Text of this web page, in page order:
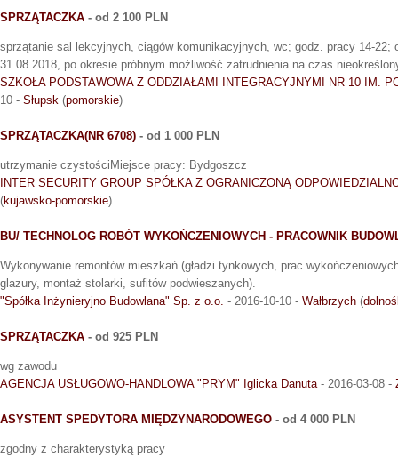
SPRZĄTACZKA - od 2 100 PLN
sprzątanie sal lekcyjnych, ciągów komunikacyjnych, wc; godz. pracy 14-22;
31.08.2018, po okresie próbnym możliwość zatrudnienia na czas
SZKOŁA PODSTAWOWA Z ODDZIAŁAMI INTEGRACYJNYMI NR 10 IM.
10 - Słupsk (pomorskie)
SPRZĄTACZKA(NR 6708) - od 1 000 PLN
utrzymanie czystościMiejsce pracy: Bydgoszcz
INTER SECURITY GROUP SPÓŁKA Z OGRANICZONĄ
(kujawsko-pomorskie)
BU/ TECHNOLOG ROBÓT WYKOŃCZENIOWYCH - PRACOWNIK
Wykonywanie remontów mieszkań (gładzi tynkowych, prac
glazury, montaż stolarki, sufitów podwieszanych).
"Spółka Inżynieryjno Budowlana" Sp. z o.o. - 2016-10-10 - Wałbrzych (
SPRZĄTACZKA - od 925 PLN
wg zawodu
AGENCJA USŁUGOWO-HANDLOWA "PRYM" Iglicka Danuta- 2016-03-08 -
ASYSTENT SPEDYTORA MIĘDZYNARODOWEGO - od 4 000 PLN
zgodny z charakterystyką pracy